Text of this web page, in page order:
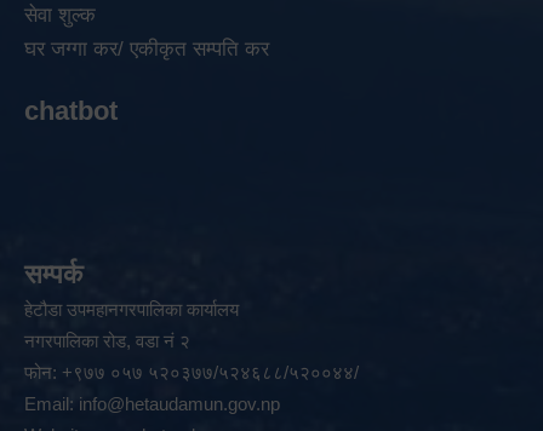
सेवा शुल्क
घर जग्गा कर/ एकीकृत सम्पति कर
chatbot
सम्पर्क
हेटौडा उपमहानगरपालिका कार्यालय
नगरपालिका रोड, वडा नं २
फोन: +९७७ ०५७ ५२०३७७/५२४६८८/५२००४४/
Email: info@hetaudamun.gov.np